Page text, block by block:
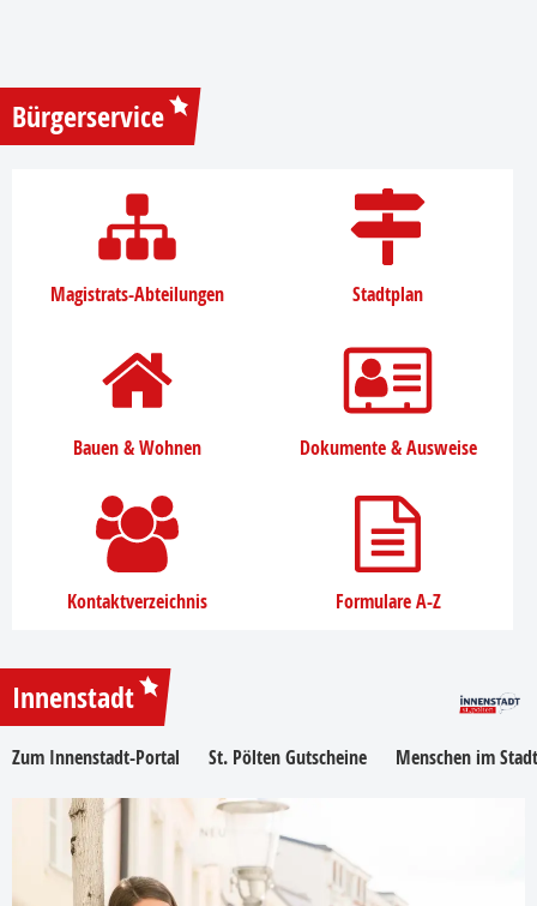
Bürgerservice
Magistrats-Abteilungen Stadtplan
Bauen & Wohnen Dokumente & Ausweise
Kontaktverzeichnis Formulare A-Z
Innenstadt
Zum Innenstadt-Portal St. Pölten Gutscheine Menschen im